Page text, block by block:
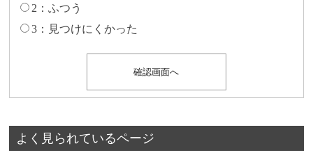
2：ふつう
3：見つけにくかった
よく見られているページ